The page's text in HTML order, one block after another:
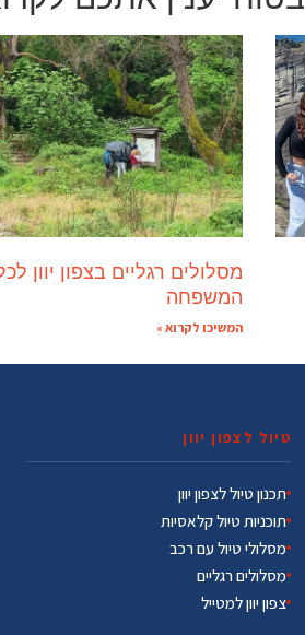
מסלולים רגליים בצפון יוון
המשפחה
המשיכו לקרוא »
טיול לצפון יוון
תכנון טיול לצפון יוון
תוכניות טיול קלאסיות
מסלולי טיול עם רכב
מסלולים רגליים
צפון יוון למטייל